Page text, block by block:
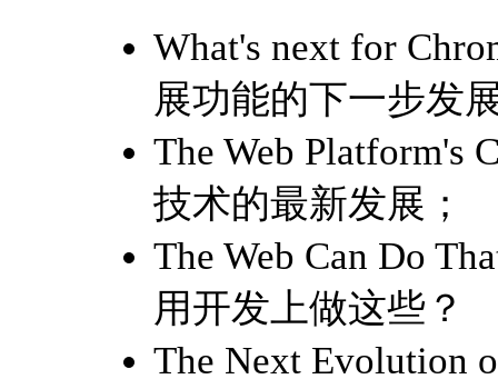
What's next for
展功能的下一步发
The Web Platform's
技术的最新发展；
The Web Can Do
用开发上做这些？
The Next Evolution